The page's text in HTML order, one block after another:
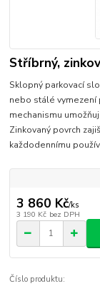
Stříbrný,
Sklopný parkovací
nebo stálé vymezení
mechanismu
Zinkovaný povrch
každodennímu
3 860 Kč/ks
3 190 Kč bez DPH
Číslo produktu: